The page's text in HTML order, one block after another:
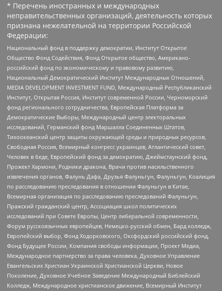
* Перечень иностранных и международных
неправительственных организаций, деятельность которых
признана нежелательной на территории Российской
Федерации:
Национальный фонд в поддержку демократии, Институт Открытое
Общество Фонд Содействия, Фонд Открытое общество, Американо-
российский фонд по экономическому и правовому развитию,
Национальный Демократический Институт Международных Отношений,
MEDIA DEVELOPMENT INVESTMENT FUND, Международный Республиканский
Институт, Открытая Россия, Институт современной России, Черноморский
фонд регионального сотрудничества, Европейская Платформа за
Демократические Выборы, Международный центр электоральных
исследований, Германский фонд Маршалла Соединенных Штатов,
Тихоокеанский центр защиты окружающей среды и природных ресурсов,
Свободная Россия, Всемирный конгресс украинцев, Атлантический совет,
Человек в беде, Европейский фонд за демократию, Джеймстаунский фонд,
Прожект Хармони, Родники дракона, Врачи против насильственного
извлечения органов, Фалунь Дафа, Друзья Фалуньгун, Фалуньгун, Коалиция
по расследованию преследования в отношении Фалуньгун в Китае,
Всемирная организация по расследованию преследований Фалуньгун,
Пражский гражданский центр, Ассоциация школ политических
исследований при Совете Европы, Центр либеральной современности,
Форум русскоязычных европейцев, Немецко-русский обмен, Бард колледж,
Европейский выбор, Фонд Ходорковского, Оксфордский российский фонд,
Фонд Будущее России, Компания свободы информации, Проект Медиа,
Международное партнерство за права человека, Духовное Управление
Евангельских Христиан Украинской Христианской Церкви, Новое
Поколение, Духовное Учебное Заведение Международный Библейский
Колледж, Международное христианское движение, Всемирный Институт